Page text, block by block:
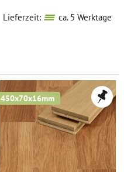
Lieferzeit: ca. 5 Werktage
450x70x16mm